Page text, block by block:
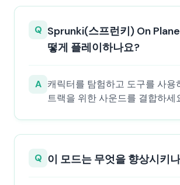
Q Sprunki(스프런키) On
떻게 플레이하나요?
A 캐릭터를 탐험하고 도구를 사용
트랙을 위한 사운드를 결합하세
Q 이 모드는 무엇을 향상시키